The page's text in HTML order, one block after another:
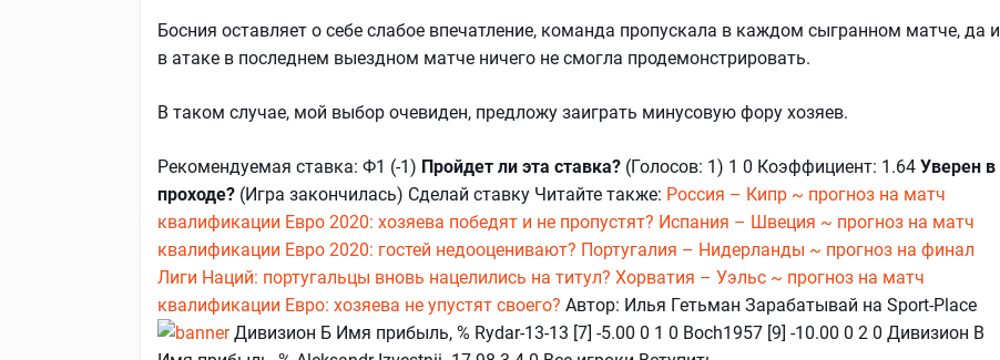
Босния оставляет о себе слабое впечатление, команда пропускала в каждом сыгранном матче, да и
в атаке в последнем выездном матче ничего не смогла продемонстрировать.
В таком случае, мой выбор очевиден, предложу заиграть минусовую фору хозяев.
Рекомендуемая ставка: Ф1 (-1) Пройдет ли эта ставка? (Голосов: 1) 1 0 Коэффициент: 1.64 Уверен в
проходе? (Игра закончилась) Сделай ставку Читайте также: Россия – Кипр ~ прогноз на матч
квалификации Евро 2020: хозяева победят и не пропустят? Испания – Швеция ~ прогноз на матч
квалификации Евро 2020: гостей недооценивают? Португалия – Нидерланды ~ прогноз на финал
Лиги Наций: португальцы вновь нацелились на титул? Хорватия – Уэльс ~ прогноз на матч
квалификации Евро: хозяева не упустят своего? Автор: Илья Гетьман Зарабатывай на Sport-Place
Дивизион Б Имя прибыль, % Rydar-13-13 [7] -5.00 0 1 0 Boch1957 [9] -10.00 0 2 0 Дивизион В